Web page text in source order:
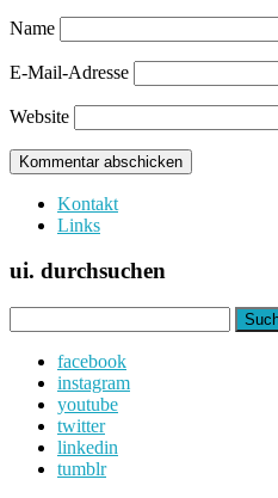
Name
E-Mail-Adresse
Website
Kontakt
Links
ui. durchsuchen
nach:
facebook
instagram
youtube
twitter
linkedin
tumblr